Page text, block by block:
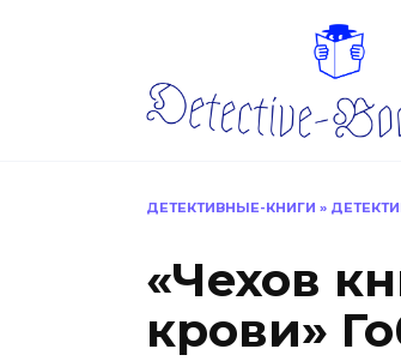
ДЕТЕКТИВНЫЕ-КНИГИ »
«Чехов
крови»